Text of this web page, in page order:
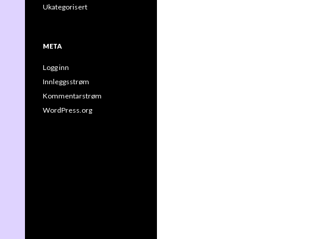
Ukategorisert
META
Logg inn
Innleggsstrøm
Kommentarstrøm
WordPress.org